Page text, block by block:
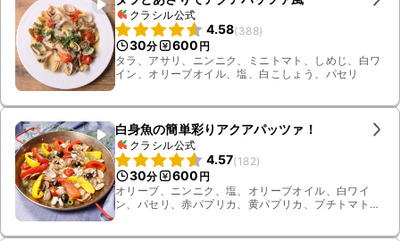
クラシル公式
4.58(388)
30分 600 円
タラ、アサリ、ニンニク、ミニトマト、しめじ、白ワ
イン、オリーブオイル、塩、白こしょう、パセリ
白身魚の簡単彩りアクアパッツァ！
クラシル公式
4.57(182)
30分 600 円
オリーブ、ニンニク、塩、オリーブオイル、白ワイ
ン、パセリ、赤パプリカ、黄パプリカ、プチトマト、